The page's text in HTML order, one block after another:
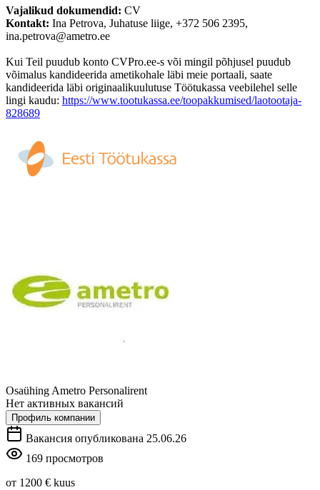
Vajalikud dokumendid: CV
Kontakt: Ina Petrova, Juhatuse liige, +372 506 2395,
ina.petrova@ametro.ee
Kui Teil puudub konto CVPro.ee-s või mingil põhjusel puudub
võimalus kandideerida ametikohale läbi meie portaali, saate
kandideerida läbi originaalikuulutuse Töötukassa veebilehel selle
lingi kaudu: https://www.tootukassa.ee/toopakkumised/laotootaja-
828689
Osaühing Ametro Personalirent
Нет активных вакансий
Профиль компании
Вакансия опубликована 25.06.26
169 просмотров
от 1200 € kuus